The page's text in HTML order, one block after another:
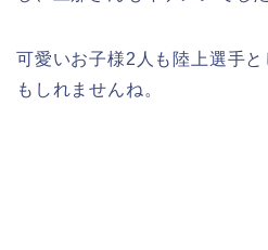
可愛いお子様2人も陸上選手
もしれませんね。